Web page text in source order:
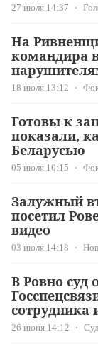
27 июля 14:37
На
командира
18 июля 13:12
Готовы к
показали,
Беларусью
05 июля 10:15
Залужный
посетил
видео
03 июля 14:18
В Ровно суд
сотрудника
26 июня 14:12